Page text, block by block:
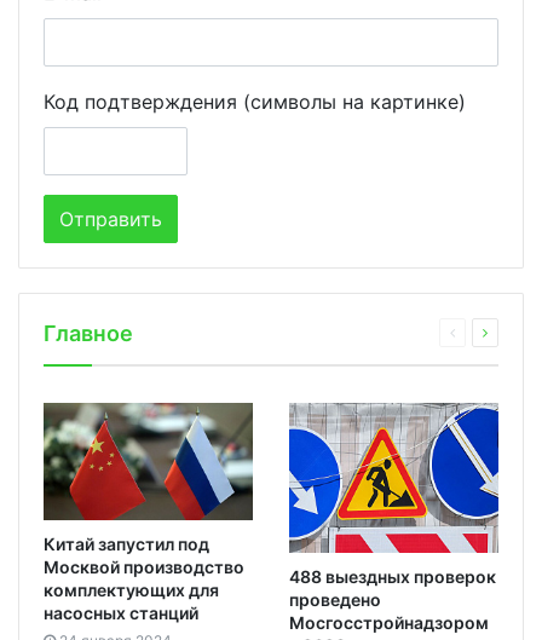
Код подтверждения (символы на картинке)
Главное
Китай запустил под
Москвой производство
комплектующих для
насосных станций
488 выездных проверок
проведено
Мосгосстройнадзором